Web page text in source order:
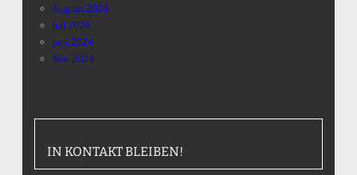
August 2024
Juli 2024
Juni 2024
Mai 2024
IN KONTAKT BLEIBEN!